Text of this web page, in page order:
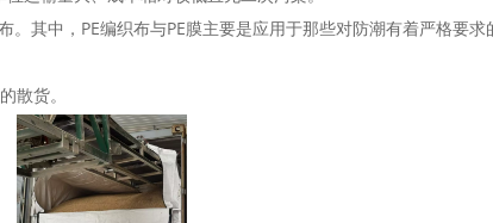
其中，PE编织布与PE膜主要是应用于那些对防潮有着严格要求
散货。